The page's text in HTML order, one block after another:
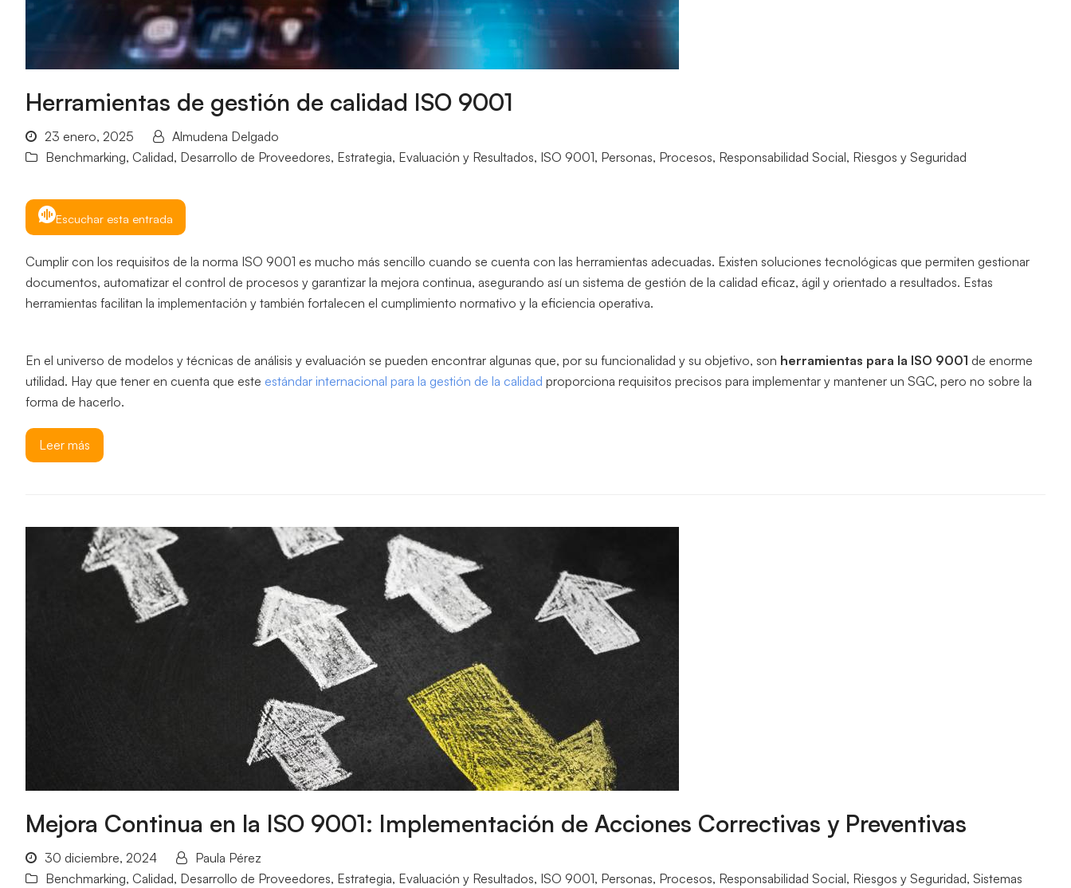
Herramientas de gestión de calidad ISO 9001
23 enero, 2025
Almudena Delgado
Benchmarking, Calidad, Desarrollo de Proveedores, Estrategia, Evaluación y Resultados, ISO 9001, Personas, Procesos, Responsabilidad Social, Riesgos y Seguridad
Escuchar esta entrada
Cumplir con los requisitos de la norma ISO 9001 es mucho más sencillo cuando se cuenta con las herramientas adecuadas. Existen soluciones tecnológicas que permiten gestionar
documentos, automatizar el control de procesos y garantizar la mejora continua, asegurando así un sistema de gestión de la calidad eficaz, ágil y orientado a resultados. Estas
herramientas facilitan la implementación y también fortalecen el cumplimiento normativo y la eficiencia operativa.
En el universo de modelos y técnicas de análisis y evaluación se pueden encontrar algunas que, por su funcionalidad y su objetivo, son herramientas para la ISO 9001 de enorme
utilidad. Hay que tener en cuenta que este estándar internacional para la gestión de la calidad proporciona requisitos precisos para implementar y mantener un SGC, pero no sobre la
forma de hacerlo.
Leer más
Mejora Continua en la ISO 9001: Implementación de Acciones Correctivas y Preventivas
30 diciembre, 2024
Paula Pérez
Benchmarking, Calidad, Desarrollo de Proveedores, Estrategia, Evaluación y Resultados, ISO 9001, Personas, Procesos, Responsabilidad Social, Riesgos y Seguridad, Sistemas